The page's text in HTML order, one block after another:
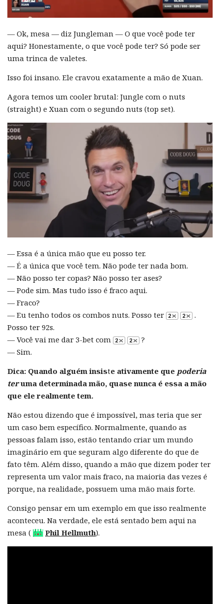
— Ok, mesa — diz Jungleman — O que você pode ter
aqui? Honestamente, o que você pode ter? Só pode ser
uma trinca de valetes.
Isso foi insano. Ele cravou exatamente a mão de Xuan.
Agora temos um cooler brutal: Jungle com o nuts
(straight) e Xuan com o segundo nuts (top set).
— Essa é a única mão que eu posso ter.
— É a única que você tem. Não pode ter nada bom.
— Não posso ter copas? Não posso ter ases?
— Pode sim. Mas tudo isso é fraco aqui.
— Fraco?
— Eu tenho todos os combos nuts. Posso ter
.
Posso ter 92s.
— Você vai me dar 3-bet com
?
— Sim.
Dica: Quando alguém insiste ativamente que poderia
teruma determinada mão, quase nunca é essa a mão
que ele realmente tem.
Não estou dizendo que é impossível, mas teria que ser
um caso bem específico. Normalmente, quando as
pessoas falam isso, estão tentando criar um mundo
imaginário em que seguram algo diferente do que de
fato têm. Além disso, quando a mão que dizem poder ter
representa um valor mais fraco, na maioria das vezes é
porque, na realidade, possuem uma mão mais forte.
Consigo pensar em um exemplo em que isso realmente
aconteceu. Na verdade, ele está sentado bem aqui na
mesa (
Phil Hellmuth).